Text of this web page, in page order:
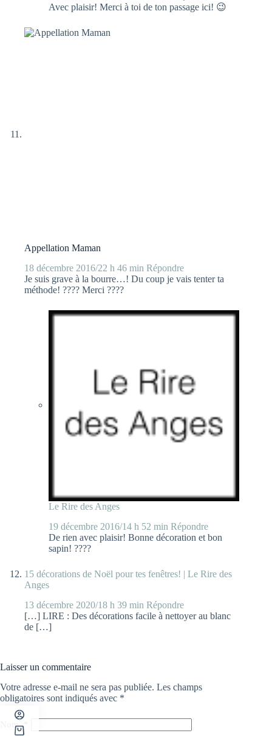
Avec plaisir! Merci à toi de ton passage ici! 😉
Appellation Maman
18 décembre 2016/22 h 46 min Répondre
Je suis grave à la bourre…! Du coup je vais tenter ta
méthode! ???? Merci ????
Le Rire des Anges
19 décembre 2016/14 h 52 min Répondre
De rien avec plaisir! Bonne décoration et bon
sapin! ????
15 décorations de Noël pour tes fenêtres! | Le Rire des
Anges
13 décembre 2020/18 h 39 min Répondre
[…] LIRE : Des décorations facile à nettoyer au blanc
de […]
Laisser un commentaire
Votre adresse e-mail ne sera pas publiée. Les champs
obligatoires sont indiqués avec *
Nom*